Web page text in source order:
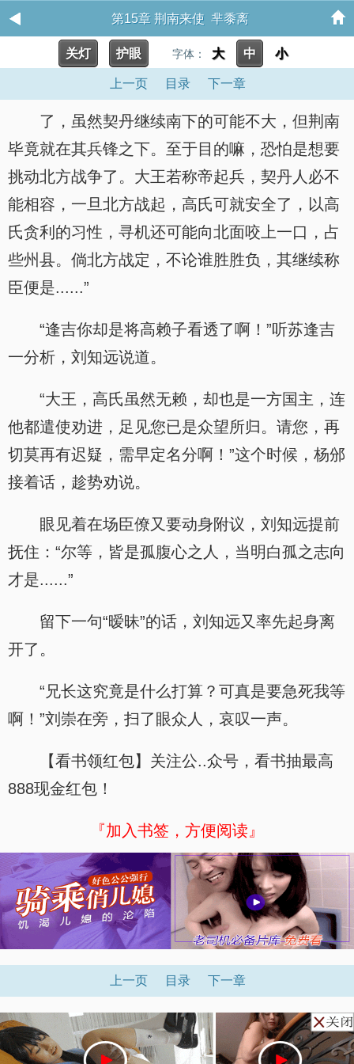
第15章 荆南来使 芈黍离
关灯 护眼 字体： 大 中 小
上一页 目录 下一章
了，虽然契丹继续南下的可能不大，但荆南
毕竟就在其兵锋之下。至于目的嘛，恐怕是想要
挑动北方战争了。大王若称帝起兵，契丹人必不
能相容，一旦北方战起，高氏可就安全了，以高
氏贪利的习性，寻机还可能向北面咬上一口，占
些州县。倘北方战定，不论谁胜胜负，其继续称
臣便是......”
“逢吉你却是将高赖子看透了啊！”听苏逢吉
一分析，刘知远说道。
“大王，高氏虽然无赖，却也是一方国主，连
他都遣使劝进，足见您已是众望所归。请您，再
切莫再有迟疑，需早定名分啊！”这个时候，杨邠
接着话，趁势劝说。
眼见着在场臣僚又要动身附议，刘知远提前
抚住：“尔等，皆是孤腹心之人，当明白孤之志向
才是......”
留下一句“暧昧”的话，刘知远又率先起身离
开了。
“兄长这究竟是什么打算？可真是要急死我等
啊！”刘崇在旁，扫了眼众人，哀叹一声。
【看书领红包】关注公..众号，看书抽最高
888现金红包！
『加入书签，方便阅读』
上一页 目录 下一章